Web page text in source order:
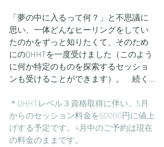
「夢の中に入るって何？」と不思議に
思い、一体どんなヒーリングをしてい
たのかをずっと知りたくて、そのため
にのQHHTを一度受けました（このよう
に何か特定のものを探索するセッショ
ンも受けることができます）。　続く…
＊QHHTレベル３資格取得に伴い、5月
からのセッション料金を50000円に値上
げする予定です。4月中のご予約は現在
の料金のままです。